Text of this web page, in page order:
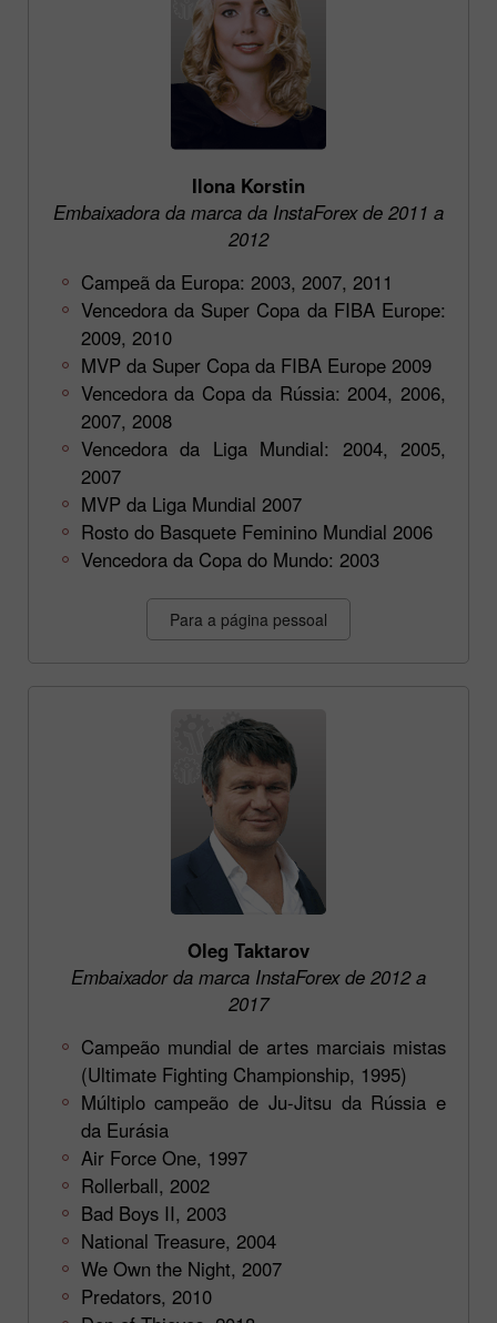
Ilona Korstin
Embaixadora da marca da InstaForex de 2011 a
2012
Campeã da Europa: 2003, 2007, 2011
Vencedora da Super Copa da FIBA Europe:
2009, 2010
MVP da Super Copa da FIBA Europe 2009
Vencedora da Copa da Rússia: 2004, 2006,
2007, 2008
Vencedora da Liga Mundial: 2004, 2005,
2007
MVP da Liga Mundial 2007
Rosto do Basquete Feminino Mundial 2006
Vencedora da Copa do Mundo: 2003
Para a página pessoal
Oleg Taktarov
Embaixador da marca InstaForex de 2012 a
2017
Campeão mundial de artes marciais mistas
(Ultimate Fighting Championship, 1995)
Múltiplo campeão de Ju-Jitsu da Rússia e
da Eurásia
Air Force One, 1997
Rollerball, 2002
Bad Boys II, 2003
National Treasure, 2004
We Own the Night, 2007
Predators, 2010